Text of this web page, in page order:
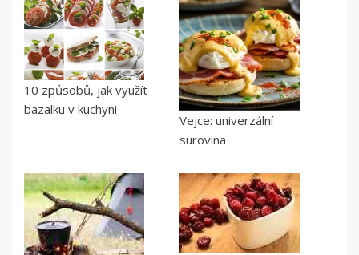
10 způsobů, jak využít
bazalku v kuchyni
Vejce: univerzální
surovina